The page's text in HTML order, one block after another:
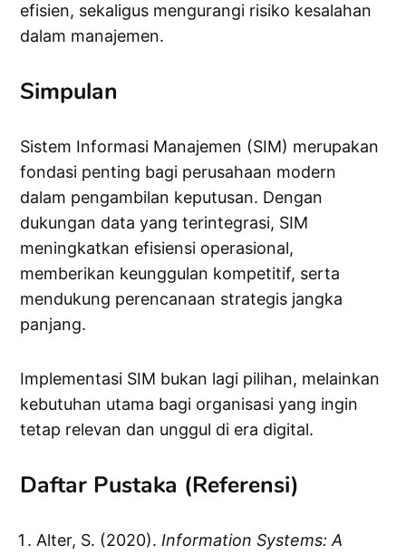
efisien, sekaligus mengurangi risiko kesalahan
dalam manajemen.
Simpulan
Sistem Informasi Manajemen (SIM) merupakan
fondasi penting bagi perusahaan modern
dalam pengambilan keputusan. Dengan
dukungan data yang terintegrasi, SIM
meningkatkan efisiensi operasional,
memberikan keunggulan kompetitif, serta
mendukung perencanaan strategis jangka
panjang.
Implementasi SIM bukan lagi pilihan, melainkan
kebutuhan utama bagi organisasi yang ingin
tetap relevan dan unggul di era digital.
Daftar Pustaka (Referensi)
Alter, S. (2020). Information Systems: A